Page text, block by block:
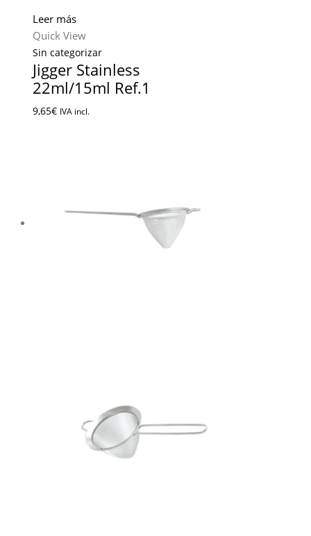
Leer más
Quick View
Sin categorizar
Jigger Stainless
22ml/15ml Ref.1
9,65€ IVA incl.